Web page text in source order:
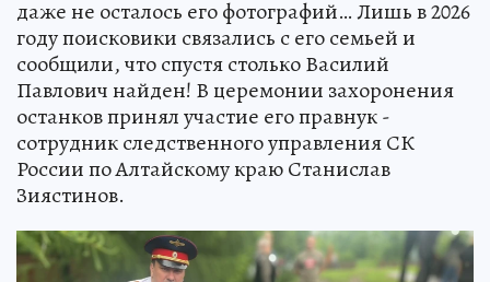
даже не осталось его фотографий… Лишь в 2026
году поисковики связались с его семьей и
сообщили, что спустя столько Василий
Павлович найден! В церемонии захоронения
останков принял участие его правнук -
сотрудник следственного управления СК
России по Алтайскому краю Станислав
Зиястинов.